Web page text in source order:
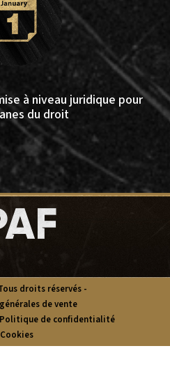
à niveau juridique pour
du droit
droits réservés -
de vente
de confidentialité